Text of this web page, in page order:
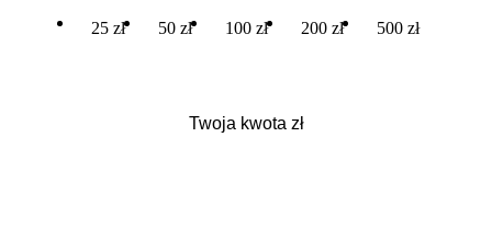
25 zł 50 zł 100 zł 200 zł 500 zł